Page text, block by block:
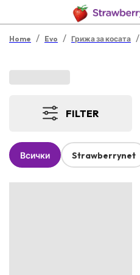
Home / Evo / Грижа за косата /
FILTER
Всички Strawberrynet